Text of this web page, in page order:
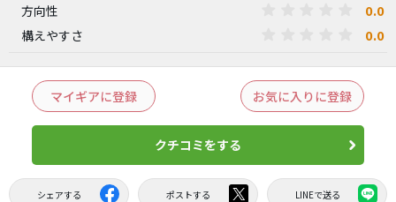
方向性 0.0
構えやすさ 0.0
マイギアに登録 お気に入りに登録
クチコミをする
シェアする ポストする LINEで送る